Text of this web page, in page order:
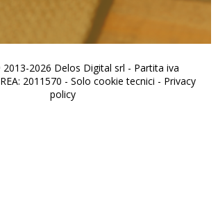
2026 Delos Digital srl - Partita iva
2011570 - Solo cookie tecnici - Privacy
policy